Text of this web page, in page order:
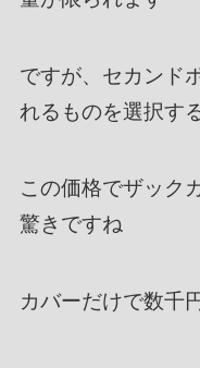
ですが、セカンド
れるものを選択す
この価格でザック
驚きですね
カバーだけで数千